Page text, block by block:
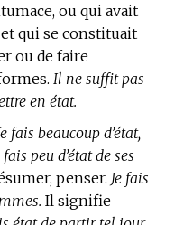
ou qui avait
qui se constituait
ou de faire
Il ne suffit pas
en état.
fais beaucoup d’état,
peu d’état de ses
penser. Je fais
Il signifie